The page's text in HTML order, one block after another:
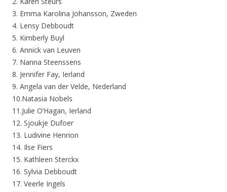
3. Emma Karolina Johansson, Zweden
4. Lensy Debboudt
5. Kimberly Buyl
6. Annick van Leuven
7. Nanna Steenssens
8. Jennifer Fay, Ierland
9. Angela van der Velde, Nederland
10.Natasia Nobels
11.Julie O’Hagan, Ierland
12. Sjoukje Dufoer
13. Ludivine Henrion
14. Ilse Fiers
15. Kathleen Sterckx
16. Sylvia Debboudt
17. Veerle Ingels